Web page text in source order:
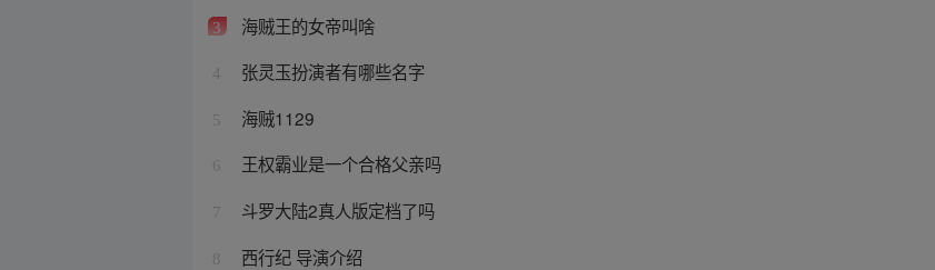
3 海贼王的女帝叫啥
4 张灵玉扮演者有哪些名字
5 海贼1129
6 王权霸业是一个合格父亲吗
7 斗罗大陆2真人版定档了吗
8 西行纪 导演介绍